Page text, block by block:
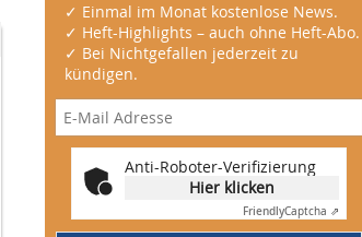
✓ Einmal im Monat kostenlose News.
✓ Heft-Highlights – auch ohne Heft-Abo.
✓ Bei Nichtgefallen jederzeit zu
kündigen.
Anti-Roboter-Verifizierung
Hier klicken
FriendlyCaptcha ⇗